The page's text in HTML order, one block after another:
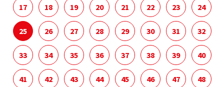
17 18 19 20 21 22 23 24
25 26 27 28 29 30 31 32
33 34 35 36 37 38 39 40
41 42 43 44 45 46 47 48